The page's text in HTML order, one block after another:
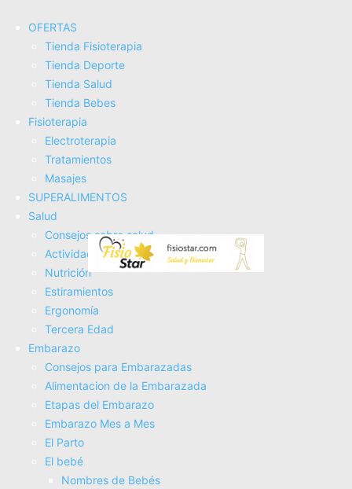
OFERTAS
Tienda Fisioterapia
Tienda Deporte
Tienda Salud
Tienda Bebes
Fisioterapia
Electroterapia
Tratamientos
Masajes
SUPERALIMENTOS
Salud
Consejos sobre salud
Actividad Fí­sica
Nutrición
Estiramientos
Ergonomí­a
Tercera Edad
Embarazo
Consejos para Embarazadas
Alimentacion de la Embarazada
Etapas del Embarazo
Embarazo Mes a Mes
El Parto
El bebé
Nombres de Bebés
Aplicación de elementos frios
De paños:En artí­culos anteriores hemos mencionado la
importancia que tiene el frí­o como tratamiento antiinflamatorio y
como este actúa como un calmante y relajante...
Leer más
Depresión y Ansiedad
En Uruguay hay 600 mil personas que sufren de depresión,
la Universidad...
Leer más